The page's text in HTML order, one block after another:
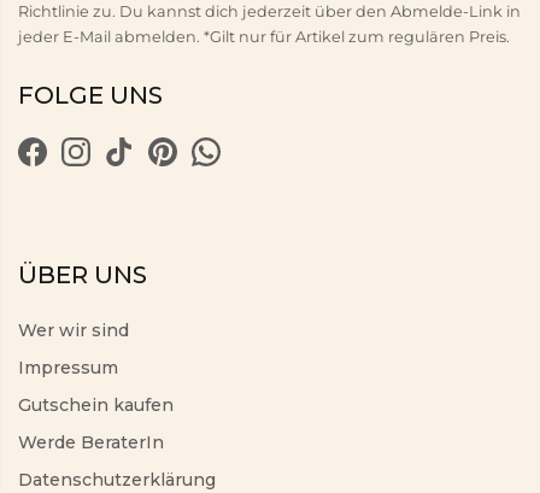
Richtlinie zu. Du kannst dich jederzeit über den Abmelde-Link in
jeder E-Mail abmelden. *Gilt nur für Artikel zum regulären Preis.
FOLGE UNS
ÜBER UNS
Wer wir sind
Impressum
Gutschein kaufen
Werde BeraterIn
Datenschutzerklärung